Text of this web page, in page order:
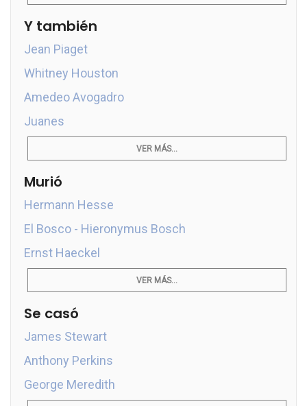
Y también
Jean Piaget
Whitney Houston
Amedeo Avogadro
Juanes
VER MÁS...
Murió
Hermann Hesse
El Bosco - Hieronymus Bosch
Ernst Haeckel
VER MÁS...
Se casó
James Stewart
Anthony Perkins
George Meredith